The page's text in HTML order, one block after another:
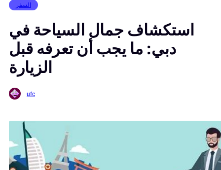
السفر
استكشاف جمال السياحة في
دبي: ما يجب أن تعرفه قبل
الزيارة
ufc